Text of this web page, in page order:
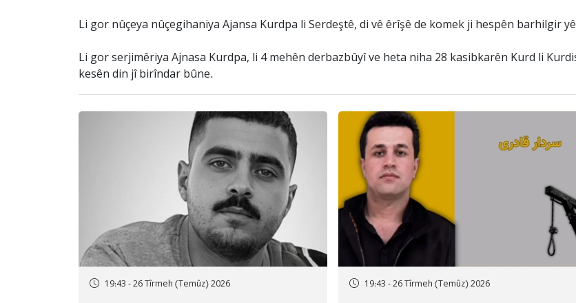
Li gor nûçeya nûçegihaniya Ajansa Kurdpa li Serdeştê, di vê êrîşê de komek ji hespên barhilgir
Li gor serjimêriya Ajnasa Kurdpa, li 4 mehên derbazbûyî ve heta niha 28 kasibkarên Kurd li
kesên din jî birîndar bûne.
19:43 - 26 Tîrmeh (Temûz) 2026 19:43 - 26 Tîrmeh (Temûz) 2026